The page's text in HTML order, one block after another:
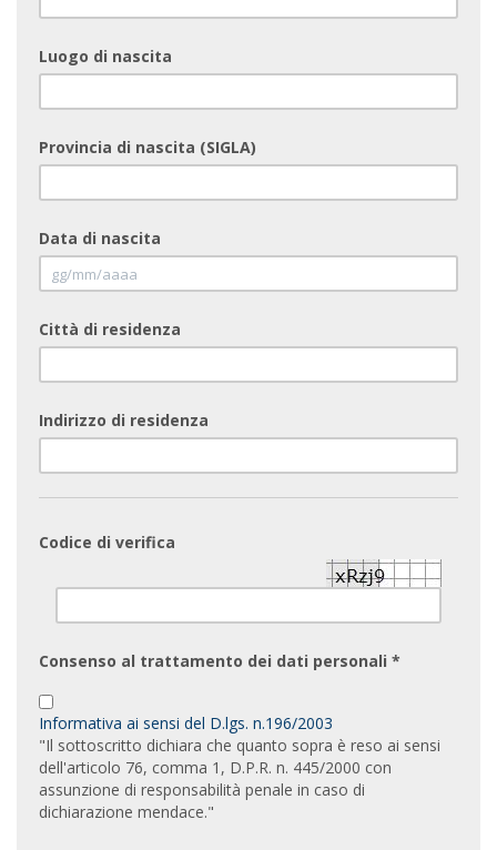
Luogo di nascita
Provincia di nascita (SIGLA)
Data di nascita
Città di residenza
Indirizzo di residenza
Codice di verifica
Consenso al trattamento dei dati personali *
Informativa ai sensi del D.lgs. n.196/2003
"Il sottoscritto dichiara che quanto sopra è reso ai sensi
dell'articolo 76, comma 1, D.P.R. n. 445/2000 con
assunzione di responsabilità penale in caso di
dichiarazione mendace."